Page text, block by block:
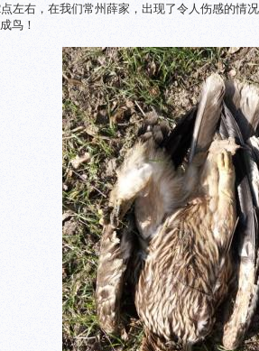
左右，在我们常州薛家，出现了令人伤感的情
鸟！